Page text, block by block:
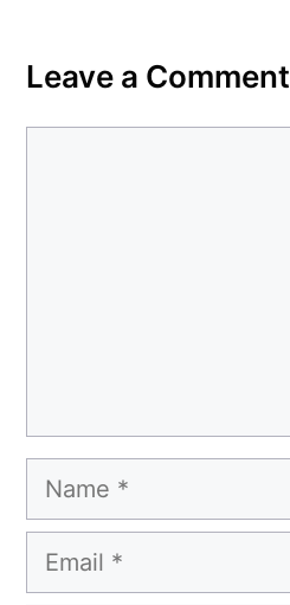
Leave a Comment
Name
Email